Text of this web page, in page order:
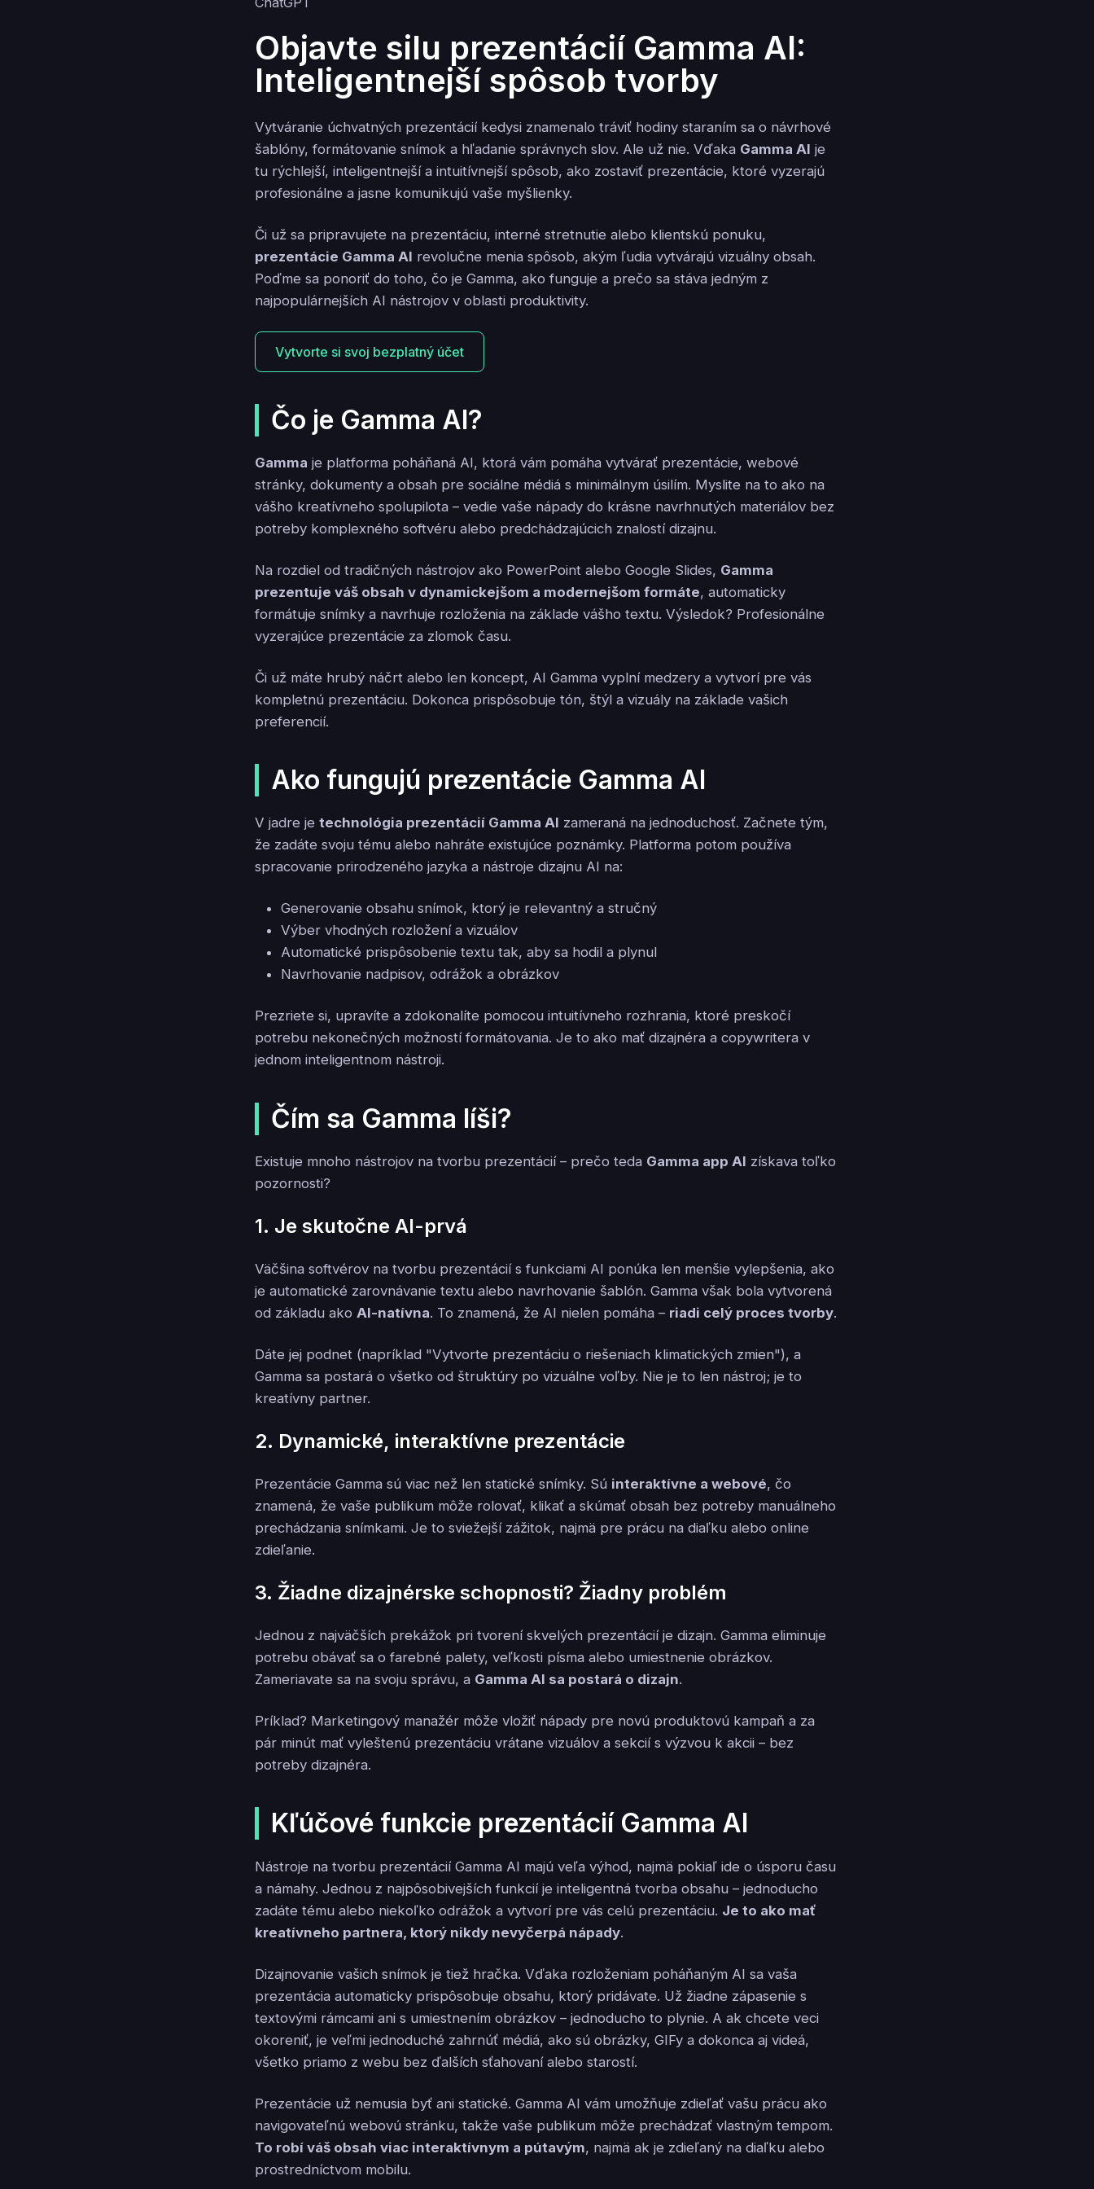
Objavte silu prezentácií Gamma AI:
Inteligentnejší spôsob tvorby
Vytváranie úchvatných prezentácií kedysi znamenalo tráviť hodiny staraním sa o návrhové
šablóny, formátovanie snímok a hľadanie správnych slov. Ale už nie. Vďaka Gamma AI je
tu rýchlejší, inteligentnejší a intuitívnejší spôsob, ako zostaviť prezentácie, ktoré vyzerajú
profesionálne a jasne komunikujú vaše myšlienky.
Či už sa pripravujete na prezentáciu, interné stretnutie alebo klientskú ponuku,
prezentácie Gamma AI revolučne menia spôsob, akým ľudia vytvárajú vizuálny obsah.
Poďme sa ponoriť do toho, čo je Gamma, ako funguje a prečo sa stáva jedným z
najpopulárnejších AI nástrojov v oblasti produktivity.
Vytvorte si svoj bezplatný účet
Čo je Gamma AI?
Gamma je platforma poháňaná AI, ktorá vám pomáha vytvárať prezentácie, webové
stránky, dokumenty a obsah pre sociálne médiá s minimálnym úsilím. Myslite na to ako na
vášho kreatívneho spolupilota – vedie vaše nápady do krásne navrhnutých materiálov bez
potreby komplexného softvéru alebo predchádzajúcich znalostí dizajnu.
Na rozdiel od tradičných nástrojov ako PowerPoint alebo Google Slides, Gamma
prezentuje váš obsah v dynamickejšom a modernejšom formáte, automaticky
formátuje snímky a navrhuje rozloženia na základe vášho textu. Výsledok? Profesionálne
vyzerajúce prezentácie za zlomok času.
Či už máte hrubý náčrt alebo len koncept, AI Gamma vyplní medzery a vytvorí pre vás
kompletnú prezentáciu. Dokonca prispôsobuje tón, štýl a vizuály na základe vašich
preferencií.
Ako fungujú prezentácie Gamma AI
V jadre jetechnológia prezentácií Gamma AI zameraná na jednoduchosť. Začnete tým,
že zadáte svoju tému alebo nahráte existujúce poznámky. Platforma potom používa
spracovanie prirodzeného jazyka a nástroje dizajnu AI na:
Generovanie obsahu snímok, ktorý je relevantný a stručný
Výber vhodných rozložení a vizuálov
Automatické prispôsobenie textu tak, aby sa hodil a plynul
Navrhovanie nadpisov, odrážok a obrázkov
Prezriete si, upravíte a zdokonalíte pomocou intuitívneho rozhrania, ktoré preskočí
potrebu nekonečných možností formátovania. Je to ako mať dizajnéra a copywritera v
jednom inteligentnom nástroji.
Čím sa Gamma líši?
Existuje mnoho nástrojov na tvorbu prezentácií – prečo teda Gamma app AI získava toľko
pozornosti?
1. Je skutočne AI-prvá
Väčšina softvérov na tvorbu prezentácií s funkciami AI ponúka len menšie vylepšenia, ako
je automatické zarovnávanie textu alebo navrhovanie šablón. Gamma však bola vytvorená
od základu ako AI-natívna. To znamená, že AI nielen pomáha – riadi celý proces tvorby.
Dáte jej podnet (napríklad "Vytvorte prezentáciu o riešeniach klimatických zmien"), a
Gamma sa postará o všetko od štruktúry po vizuálne voľby. Nie je to len nástroj; je to
kreatívny partner.
2. Dynamické, interaktívne prezentácie
Prezentácie Gamma sú viac než len statické snímky. Sú interaktívne a webové, čo
znamená, že vaše publikum môže rolovať, klikať a skúmať obsah bez potreby manuálneho
prechádzania snímkami. Je to sviežejší zážitok, najmä pre prácu na diaľku alebo online
zdieľanie.
3. Žiadne dizajnérske schopnosti? Žiadny problém
Jednou z najväčších prekážok pri tvorení skvelých prezentácií je dizajn. Gamma eliminuje
potrebu obávať sa o farebné palety, veľkosti písma alebo umiestnenie obrázkov.
Zameriavate sa na svoju správu, a Gamma AI sa postará o dizajn.
Príklad? Marketingový manažér môže vložiť nápady pre novú produktovú kampaň a za
pár minút mať vyleštenú prezentáciu vrátane vizuálov a sekcií s výzvou k akcii – bez
potreby dizajnéra.
Kľúčové funkcie prezentácií Gamma AI
Nástroje na tvorbu prezentácií Gamma AI majú veľa výhod, najmä pokiaľ ide o úsporu času
a námahy. Jednou z najpôsobivejších funkcií je inteligentná tvorba obsahu – jednoducho
zadáte tému alebo niekoľko odrážok a vytvorí pre vás celú prezentáciu. Je to ako mať
kreatívneho partnera, ktorý nikdy nevyčerpá nápady.
Dizajnovanie vašich snímok je tiež hračka. Vďaka rozloženiam poháňaným AI sa vaša
prezentácia automaticky prispôsobuje obsahu, ktorý pridávate. Už žiadne zápasenie s
textovými rámcami ani s umiestnením obrázkov – jednoducho to plynie. A ak chcete veci
okoreniť, je veľmi jednoduché zahrnúť médiá, ako sú obrázky, GIFy a dokonca aj videá,
všetko priamo z webu bez ďalších sťahovaní alebo starostí.
Prezentácie už nemusia byť ani statické. Gamma AI vám umožňuje zdieľať vašu prácu ako
navigovateľnú webovú stránku, takže vaše publikum môže prechádzať vlastným tempom.
To robí váš obsah viac interaktívnym a pútavým, najmä ak je zdieľaný na diaľku alebo
prostredníctvom mobilu.